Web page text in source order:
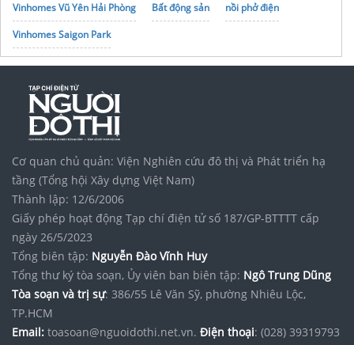
Vinhomes Vũ Yên Hải Phòng
Bất động sản
nồi phở điện
Vinhomes Saigon Park
Báo giá ngay đơn giáxây nhà phốuy tín đẹp nhất tại TPHCM
noxh K Home Avenue Nhơn Trạch
mẫu nhà đẹp2026 xe lăn tâm việt
Cơ quan chủ quản: Viện Nghiên cứu đô thị và Phát triển hạ
tầng (Tổng hội Xây dựng Việt Nam)
Thành lập: 12/6/2006
Giấy phép hoạt động Tạp chí điện tử số 187/GP-BTTTT cấp
ngày 26/5/2023
Tổng biên tập: Nguyễn Đào Vĩnh Huy
Tổng thư ký tòa soạn, Ủy viên ban biên tập: Ngô Trung Dũng
Tòa soạn và trị sự: 386/55 Lê Văn Sỹ, phường Nhiêu Lộc,
TP.HCM
Email: toasoan@nguoidothi.net.vn. Điện thoại: (028) 39319793